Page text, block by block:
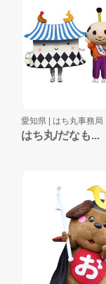
愛知県 | はち丸事務局
はち丸/だなも...